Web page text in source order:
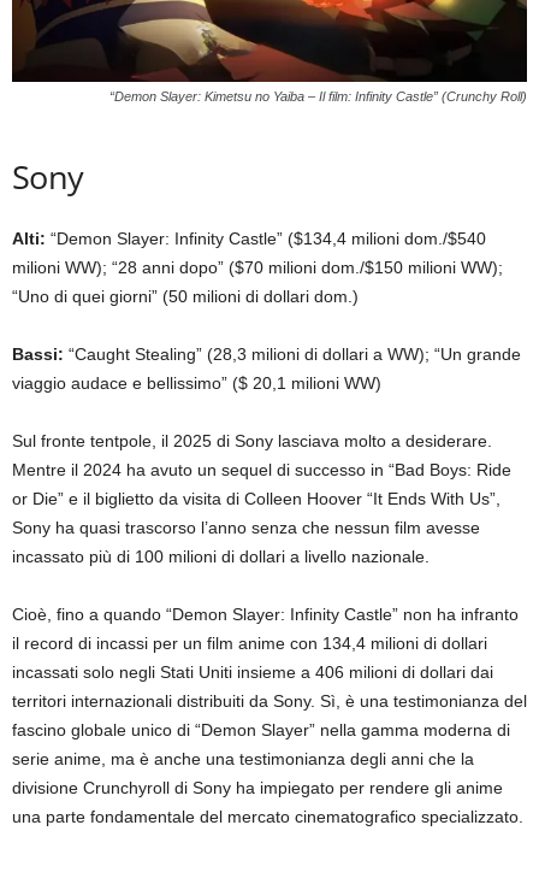
“Demon Slayer: Kimetsu no Yaiba – Il film: Infinity Castle” (Crunchy Roll)
Sony
Alti: “Demon Slayer: Infinity Castle” ($134,4 milioni dom./$540
milioni WW); “28 anni dopo” ($70 milioni dom./$150 milioni WW);
“Uno di quei giorni” (50 milioni di dollari dom.)
Bassi: “Caught Stealing” (28,3 milioni di dollari a WW); “Un grande
viaggio audace e bellissimo” ($ 20,1 milioni WW)
Sul fronte tentpole, il 2025 di Sony lasciava molto a desiderare.
Mentre il 2024 ha avuto un sequel di successo in “Bad Boys: Ride
or Die” e il biglietto da visita di Colleen Hoover “It Ends With Us”,
Sony ha quasi trascorso l’anno senza che nessun film avesse
incassato più di 100 milioni di dollari a livello nazionale.
Cioè, fino a quando “Demon Slayer: Infinity Castle” non ha infranto
il record di incassi per un film anime con 134,4 milioni di dollari
incassati solo negli Stati Uniti insieme a 406 milioni di dollari dai
territori internazionali distribuiti da Sony. Sì, è una testimonianza del
fascino globale unico di “Demon Slayer” nella gamma moderna di
serie anime, ma è anche una testimonianza degli anni che la
divisione Crunchyroll di Sony ha impiegato per rendere gli anime
una parte fondamentale del mercato cinematografico specializzato.